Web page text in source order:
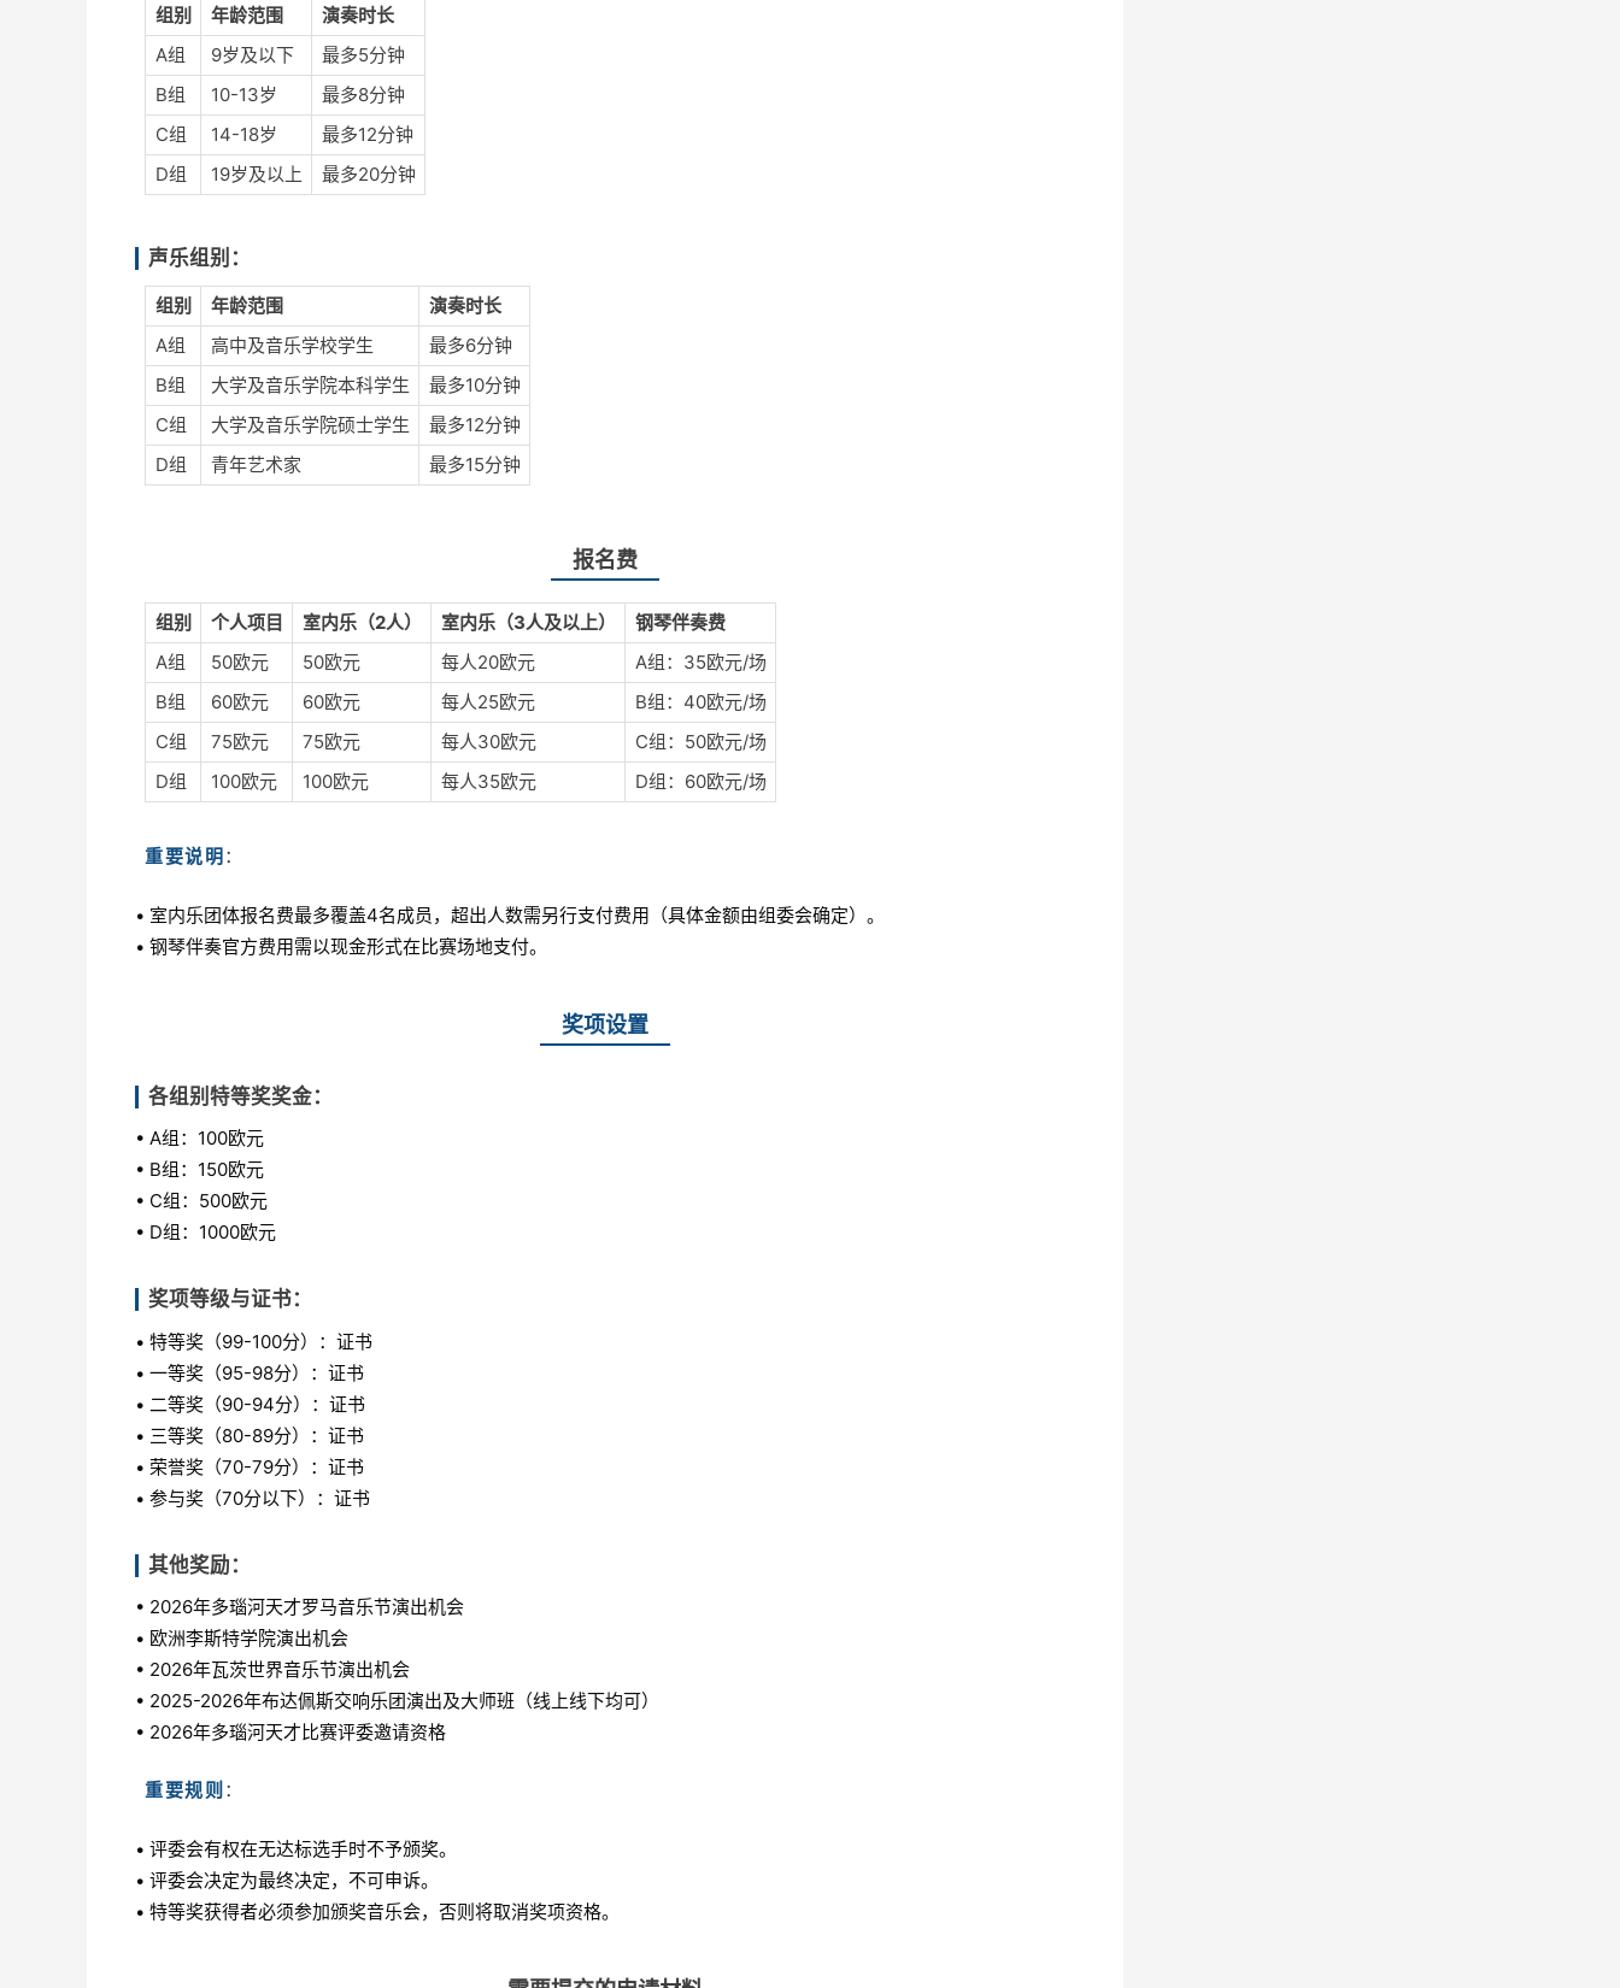
组别 年龄范围
演奏时长
A组
9岁及以下
最多5分钟
B组
10-13岁
最多8分钟
C组
14-18岁
最多12分钟
D组
19岁及以上 最多20分钟
声乐组别：
组别 年龄范围
演奏时长
A组
高中及音乐学校学生
最多6分钟
B组
大学及音乐学院本科学生
最多10分钟
C组
大学及音乐学院硕士学生
最多12分钟
D组
青年艺术家 最多15分钟
报名费
组别 个人项目 室内乐（2人） 室内乐（3人及以上）
钢琴伴奏费
A组
50欧元 50欧元 每人20欧元
A组：35欧元/场
B组
60欧元 60欧元 每人25欧元
B组：40欧元/场
C组
75欧元 75欧元 每人30欧元
C组：50欧元/场
D组
100欧元 100欧元 每人35欧元 D组：60欧元/场
重要说明 ：
• 室内乐团体报名费最多覆盖4名成员，超出人数需另行支付费用（具体金额由组委会确定）。
• 钢琴伴奏官方费用需以现金形式在比赛场地支付。
奖项设置
各组别特等奖奖金：
• A组：100欧元
• B组：150欧元
• C组：500欧元
• D组：1000欧元
奖项等级与证书：
• 特等奖（99-100分）：证书
• 一等奖（95-98分）：证书
• 二等奖（90-94分）：证书
• 三等奖（80-89分）：证书
• 荣誉奖（70-79分）：证书
• 参与奖（70分以下）：证书
其他奖励：
• 2026年多瑙河天才罗马音乐节演出机会
• 欧洲李斯特学院演出机会
• 2026年瓦茨世界音乐节演出机会
• 2025-2026年布达佩斯交响乐团演出及大师班（线上线下均可）
• 2026年多瑙河天才比赛评委邀请资格
重要规则 ：
• 评委会有权在无达标选手时不予颁奖。
• 评委会决定为最终决定，不可申诉。
• 特等奖获得者必须参加颁奖音乐会，否则将取消奖项资格。